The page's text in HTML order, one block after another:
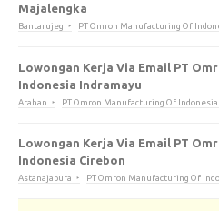
Majalengka
Bantarujeg PT Omron Manufacturing Of
Lowongan Kerja Via Email PT
Indonesia Indramayu
Arahan PT Omron Manufacturing Of Indonesia
Lowongan Kerja Via Email PT
Indonesia Cirebon
Astanajapura PT Omron Manufacturing Of